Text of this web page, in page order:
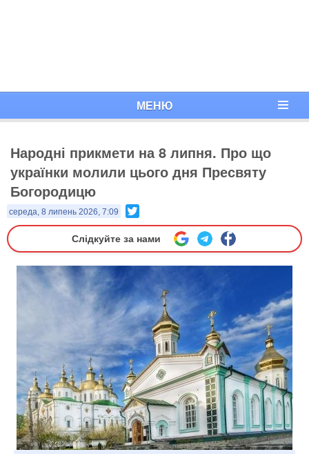
МЕНЮ
Народні прикмети на 8 липня. Про що
українки молили цього дня Пресвяту
Богородицю
середа, 8 липень 2026, 7:09
Слідкуйте за нами